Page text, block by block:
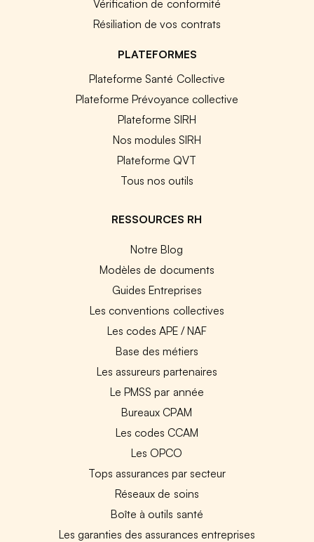
Vérification de conformité
Résiliation de vos contrats
PLATEFORMES
Plateforme Santé Collective
Plateforme Prévoyance collective
Plateforme SIRH
Nos modules SIRH
Plateforme QVT
Tous nos outils
RESSOURCES RH
Notre Blog
Modèles de documents
Guides Entreprises
Les conventions collectives
Les codes APE / NAF
Base des métiers
Les assureurs partenaires
Le PMSS par année
Bureaux CPAM
Les codes CCAM
Les OPCO
Tops assurances par secteur
Réseaux de soins
Boîte à outils santé
Les garanties des assurances entreprises